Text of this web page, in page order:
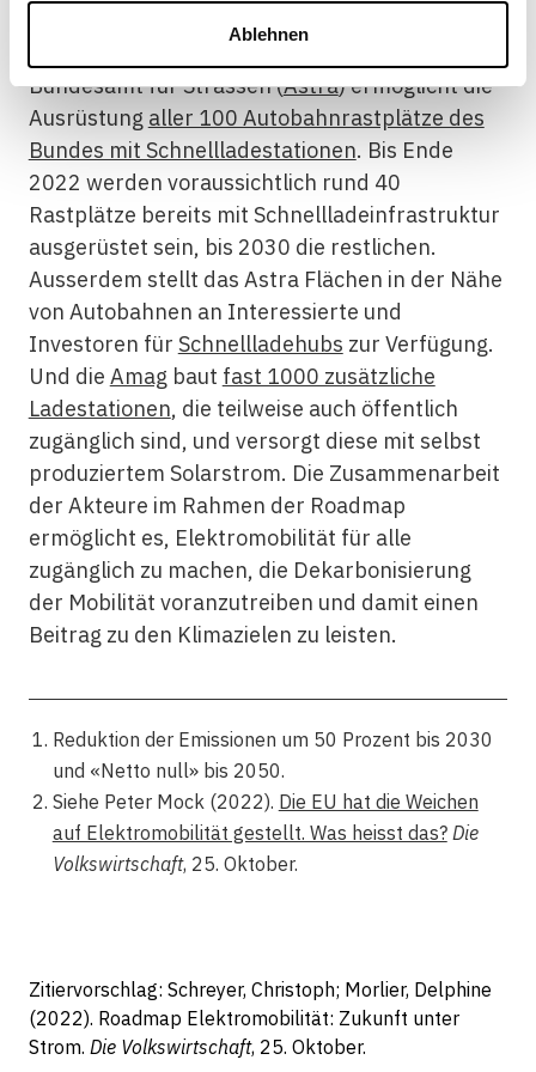
Ablehnen
Bundesamt für Strassen (Astra) ermöglicht die
Ausrüstung aller 100 Autobahnrastplätze des
Bundes mit Schnellladestationen. Bis Ende
2022 werden voraussichtlich rund 40
Rastplätze bereits mit Schnellladeinfrastruktur
ausgerüstet sein, bis 2030 die restlichen.
Ausserdem stellt das Astra Flächen in der Nähe
von Autobahnen an Interessierte und
Investoren für Schnellladehubs zur Verfügung.
Und die Amag baut fast 1000 zusätzliche
Ladestationen, die teilweise auch öffentlich
zugänglich sind, und versorgt diese mit selbst
produziertem Solarstrom. Die Zusammenarbeit
der Akteure im Rahmen der Roadmap
ermöglicht es, Elektromobilität für alle
zugänglich zu machen, die Dekarbonisierung
der Mobilität voranzutreiben und damit einen
Beitrag zu den Klimazielen zu leisten.
Reduktion der Emissionen um 50 Prozent bis 2030
und «Netto null» bis 2050.
Siehe Peter Mock (2022). Die EU hat die Weichen
auf Elektromobilität gestellt. Was heisst das? Die
Volkswirtschaft, 25. Oktober.
Zitiervorschlag: Schreyer, Christoph; Morlier, Delphine
(2022). Roadmap Elektromobilität: Zukunft unter
Strom. Die Volkswirtschaft, 25. Oktober.